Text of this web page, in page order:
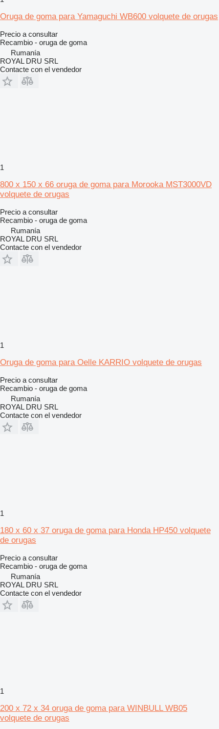
Oruga de goma para Yamaguchi WB600 volquete de orugas
Precio a consultar
Recambio - oruga de goma
Rumanía
ROYAL DRU SRL
Contacte con el vendedor
1
800 x 150 x 66 oruga de goma para Morooka MST3000VD
volquete de orugas
Precio a consultar
Recambio - oruga de goma
Rumanía
ROYAL DRU SRL
Contacte con el vendedor
1
Oruga de goma para Oelle KARRIO volquete de orugas
Precio a consultar
Recambio - oruga de goma
Rumanía
ROYAL DRU SRL
Contacte con el vendedor
1
180 x 60 x 37 oruga de goma para Honda HP450 volquete
de orugas
Precio a consultar
Recambio - oruga de goma
Rumanía
ROYAL DRU SRL
Contacte con el vendedor
1
200 x 72 x 34 oruga de goma para WINBULL WB05
volquete de orugas